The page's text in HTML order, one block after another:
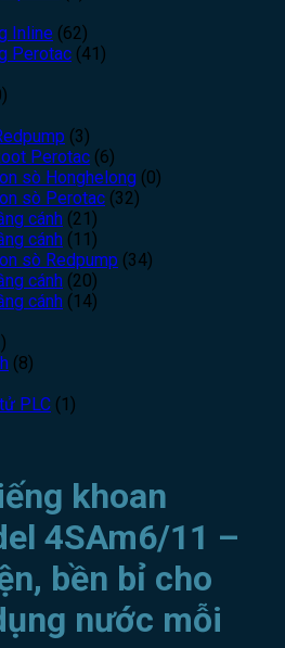
Inline (62)
Perotac (41)
(3)
Perotac (6)
sò Honghelong (0)
sò Perotac (32)
cánh (21)
cánh (11)
sò Redpump (34)
cánh (20)
cánh (14)
(8)
PLC (1)
khoan
4SAm6/11 –
bền bỉ cho
nước mỗi